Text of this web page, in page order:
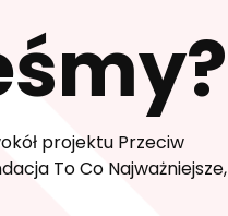
projektu Przeciw
To Co Najważniejsze,